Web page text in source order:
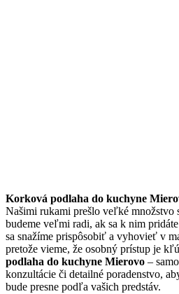
Korková podlaha do kuchyne
Našimi rukami prešlo veľké množstvo
budeme veľmi radi, ak sa k nim
sa snažíme prispôsobiť a vyhovieť v
pretože vieme, že osobný prístup je
podlaha do kuchyne Mierovo –
konzultácie či detailné poradenstvo,
bude presne podľa vašich predstáv.